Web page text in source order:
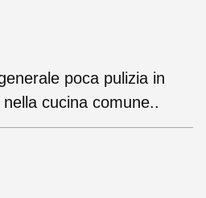
poca pulizia in
cucina comune..